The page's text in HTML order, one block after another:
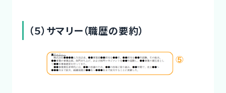
（５）サマリー（職歴の要約）